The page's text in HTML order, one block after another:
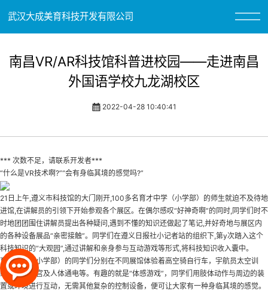
武汉大成美育科技开发有限公司
南昌VR/AR科技馆科普进校园——走进南昌
外国语学校九龙湖校区
2022-04-28 10:40:41
*** 次数不足，请联系开发者***
“什么是VR技术啊?”“会有身临其境的感觉吗?”
21日上午,遵义市科技馆的大门刚开,100多名育才中学（小学部）的师生就迫不及待地
进馆,在讲解员的引领下开始参观各个展区。在偶尔感叹“好神奇啊”的同时,同学们时不
时地团团围住讲解员提出各种疑问,遇到不懂的知识还做起了笔记,并好奇地与展区内
的各种设备展品“亲密接触”。同学们在遵义日报社小记者站的组织下,第y次踏入这个
科技知识的“大观园”,通过讲解和亲身参与互动游戏等形式,将科技知识收入囊中。
育才中学（小学部）的同学们分别在不同展馆体验着高空骑自行车，宇航员太空训
练，镜子迷宫及人体通电等。有趣的就是“体感游戏”，同学们用肢体动作与周边的装
置或环境进行互动，无需其他复杂的控制设备，便可让大家有一种身临其境的感觉。